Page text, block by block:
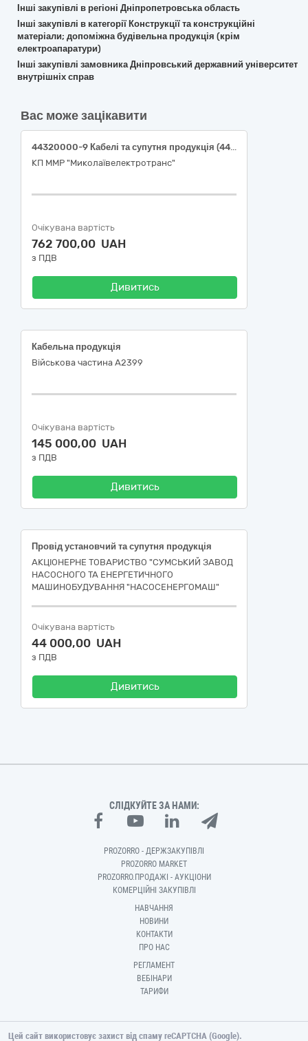
Інші закупівлі в регіоні Дніпропетровська область
Інші закупівлі в категорії Конструкції та конструкційні
матеріали; допоміжна будівельна продукція (крім
електроапаратури)
Інші закупівлі замовника Дніпровський державний університет
внутрішніх справ
Вас може зацікавити
44320000-9 Кабелі та супутня продукція (44321000-6 Кабелі (Провід)
КП ММР "Миколаївелектротранс"
Очікувана вартість
762 700,00 UAH
з ПДВ
Дивитись
Кабельна продукція
Військова частина А2399
Очікувана вартість
145 000,00 UAH
з ПДВ
Дивитись
Провід установчий та супутня продукція
АКЦІОНЕРНЕ ТОВАРИСТВО "СУМСЬКИЙ ЗАВОД
НАСОСНОГО ТА ЕНЕРГЕТИЧНОГО
МАШИНОБУДУВАННЯ "НАСОСЕНЕРГОМАШ"
Очікувана вартість
44 000,00 UAH
з ПДВ
Дивитись
СЛІДКУЙТЕ ЗА НАМИ:
PROZORRO - ДЕРЖЗАКУПІВЛІ
PROZORRO MARKET
PROZORRO.ПРОДАЖІ - АУКЦІОНИ
КОМЕРЦІЙНІ ЗАКУПІВЛІ
НАВЧАННЯ
НОВИНИ
КОНТАКТИ
ПРО НАС
РЕГЛАМЕНТ
ВЕБІНАРИ
ТАРИФИ
Цей сайт використовує захист від спаму reCAPTCHA (Google).